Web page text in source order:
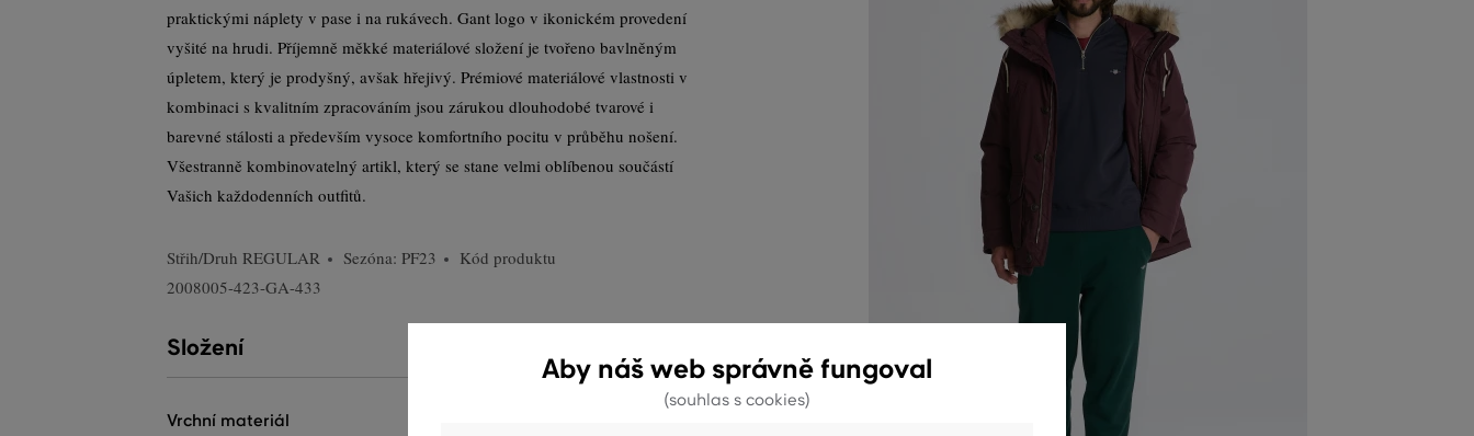
praktickými náplety v pase i na rukávech. Gant logo v ikonickém provedení
vyšité na hrudi. Příjemně měkké materiálové složení je tvořeno bavlněným
úpletem, který je prodyšný, avšak hřejivý. Prémiové materiálové vlastnosti v
kombinaci s kvalitním zpracováním jsou zárukou dlouhodobé tvarové i
barevné stálosti a především vysoce komfortního pocitu v průběhu nošení.
Všestranně kombinovatelný artikl, který se stane velmi oblíbenou součástí
Vašich každodenních outfitů.
Střih/Druh REGULAR Sezóna: PF23
Kód produktu
2008005-423-GA-433
Složení
vrchní materiál
Aby náš web správně fungoval
(souhlas s cookies)